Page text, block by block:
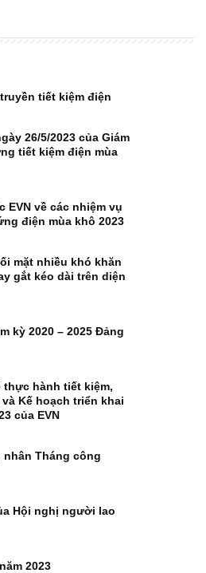
tiết kiệm điện
26/5/2023 của Giám
tiết kiệm điện mùa
EVN về các nhiệm vụ
điện mùa khô 2023
mặt nhiều khó khăn
gắt kéo dài trên diện
kỳ 2020 – 2025 Đảng
hành tiết kiệm,
Kế hoạch triển khai
của EVN
Tháng công
Hội nghị người lao
2023